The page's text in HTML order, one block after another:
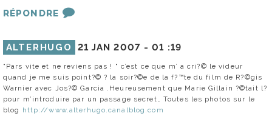
RÉPONDRE
ALTERHUGO 21 JAN 2007 -01 :19
"Pars vite et ne reviens pas ! " c’est ce que m’ a cri?© le videur
quand je me suis point?© ? la soir?©e de la f?™te du film de R?©gis
Warnier avec Jos?© Garcia .Heureusement que Marie Gillain ?©tait l?
pour m’introduire par un passage secret… Toutes les photos sur le
blog http://www.alterhugo.canalblog.com